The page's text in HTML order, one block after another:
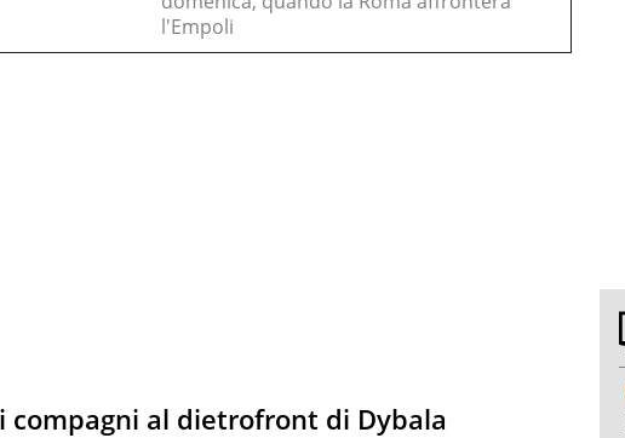
l'Empoli
compagni al dietrofront di Dybala